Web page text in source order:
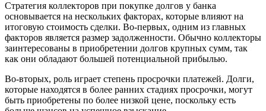
Стратегия коллекторов при покупке долгов у банка
основывается на нескольких факторах, которые влияют на
итоговую стоимость сделки. Во-первых, одним из главных
факторов является размер задолженности. Обычно коллекторы
заинтересованы в приобретении долгов крупных сумм, так
как они обладают большей потенциальной прибылью.
Во-вторых, роль играет степень просрочки платежей. Долги,
которые находятся в более ранних стадиях просрочки, могут
быть приобретены по более низкой цене, поскольку есть